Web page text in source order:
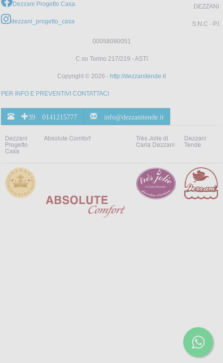
Dezzani Progetto Casa
dezzani_progetto_casa
DEZZANI
S.N.C - P.I.
00058090051
C.so Torino 217/219 - ASTI
Copyright © 2026 - http://dezzanitende.it
PER INFO E PREVENTIVI CONTATTACI
+39 0141215777 info@dezzanitende.it
Dezzani
Progetto
Casa
Absolute Comfort Très Jolie di
Carla Dezzani
Dezzani
Tende